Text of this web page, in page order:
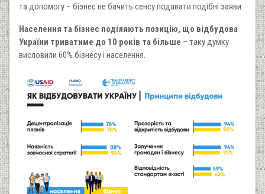
та допомогу – бізнес не бачить сенсу подавати подібні заяви.
Населення та бізнес поділяють позицію, що відбудова
України триватиме до 10 років та більше – таку думку
висловили 60% бізнесу і населення.